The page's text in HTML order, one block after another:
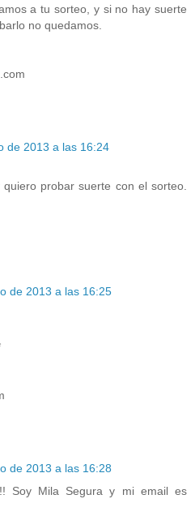
a tu sorteo, y si no hay suerte
no quedamos.
de 2013 a las 16:24
probar suerte con el sorteo.
de 2013 a las 16:25
de 2013 a las 16:28
Soy Mila Segura y mi email es